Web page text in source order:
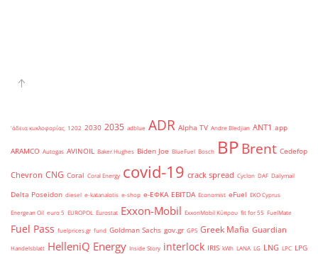
'άδεια κυκλοφορίας 1202 2030 2035 adblue ADR Alpha TV Andre Bledjian ANT1 app
ARAMCO Autogas AVINOIL Baker Hughes Biden Joe BlueFuel Bosch BPBrent Cedefop
Chevron CNG Coral Coral Energy covid-19 crack spread Cyclon DAF Dailymail
Delta Poseidon diesel e-katanalotis e-shop e-ΕΦΚΑ EBITDA Economist eFuel EKO Cyprus
Energean Oil euro 5 EUROPOL Eurostat Exxon-Mobil ExxonMobil Κύπρου fit for 55 FuelMate
Fuel Pass fuelprices.gr fund Goldman Sachs gov.gr GPS Greek Mafia Guardian
Handelsblatt HelleniQ Energy Inside Story interlock IRIS kWh LANA LG LNG LPC LPG